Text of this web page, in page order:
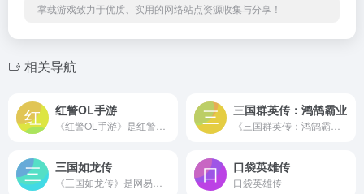
掌载游戏致力于优质、实用的网络站点资源收集与分享！
相关导航
红警OL手游 三国群英传：鸿鹄霸业
三国如龙传 口袋英雄传
口袋英雄传